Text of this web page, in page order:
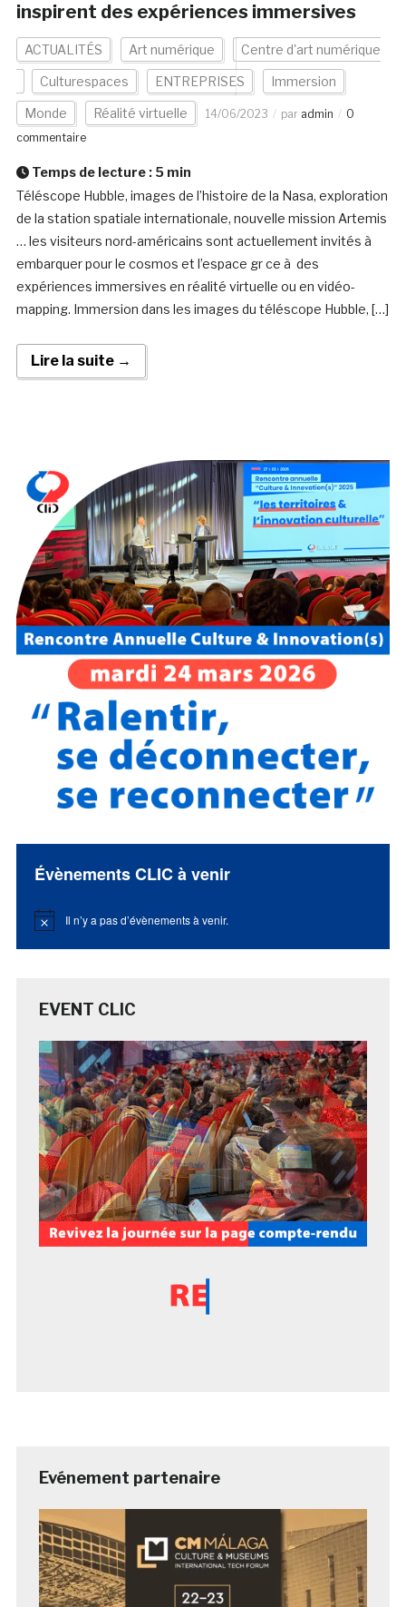
inspirent des expériences immersives
ACTUALITÉS Art numérique Centre d'art numérique
Culturespaces ENTREPRISES Immersion
Monde Réalité virtuelle 14/06/2023 par admin
0
commentaire
Temps de lecture : 5 min
Téléscope Hubble, images de l’histoire de la Nasa, exploration
de la station spatiale internationale, nouvelle mission Artemis
… les visiteurs nord-américains sont actuellement invités à
embarquer pour le cosmos et l’espace gr ce à des
expériences immersives en réalité virtuelle ou en vidéo-
mapping. Immersion dans les images du téléscope Hubble, […]
Lire la suite →
Évènements CLIC à venir
Notice Il n’y a pas d’évènements à venir.
EVENT CLIC
Evénement partenaire